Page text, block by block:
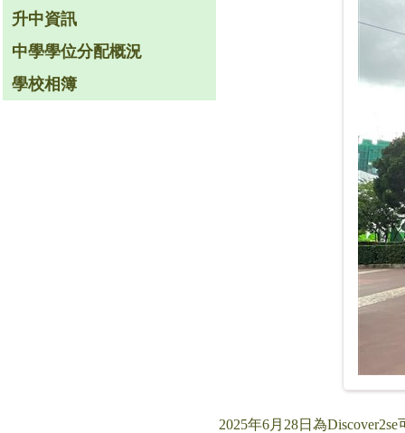
升中資訊
中學學位分配概況
學校相簿
2025年6月28日為